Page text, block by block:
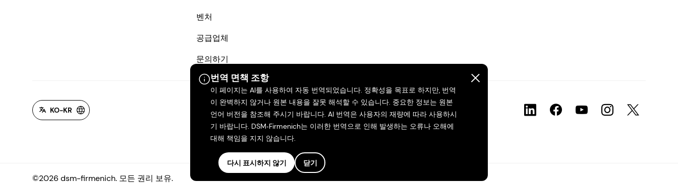
번역 면책 조항
이 페이지는 AI를 사용하여 자동 번역되었습니다. 정확성을 목표로 하지만, 번역
이 완벽하지 않거나 원본 내용을 잘못 해석할 수 있습니다. 중요한 정보는 원본
언어 버전을 참조해 주시기 바랍니다. AI 번역은 사용자의 재량에 따라 사용하시
기 바랍니다. DSM‑Firmenich는 이러한 번역으로 인해 발생하는 오류나 오해에
대해 책임을 지지 않습니다.
다시 표시하지 않기 닫기
벤처
공급업체
문의하기
KO-KR
©2026 dsm-firmenich. 모든 권리 보유.